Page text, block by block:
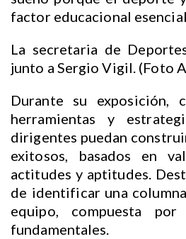
factor educacional
La secretaria de
junto a Sergio Vigil. (Foto
Durante su exposición,
herramientas y
dirigentes puedan
exitosos, basados en
actitudes y aptitudes.
de identificar una
equipo, compuesta por
fundamentales.